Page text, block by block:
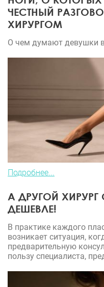
ЧЕСТНЫЙ
ХИРУРГОМ
О чем думают девушки
Подробнее...
А ДРУГОЙ
ДЕШЕВЛЕ!
В практике каждого
возникает ситуация,
предварительную
пользу специалиста,